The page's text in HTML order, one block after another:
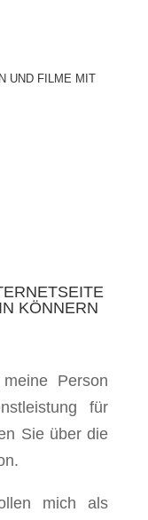
UND FILME MIT
KÖNNERN
Person
für
Sie über die
mich als